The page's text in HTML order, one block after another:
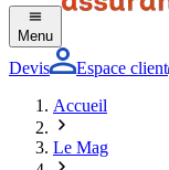
Menu
Devis
Espace client
Accueil
Le Mag